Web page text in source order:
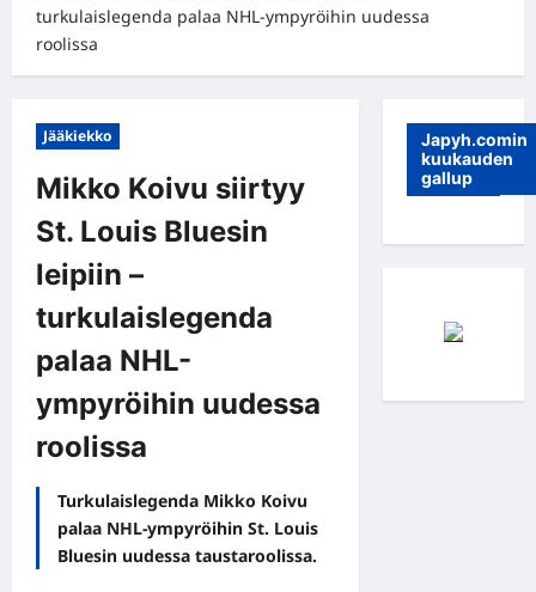
turkulaislegenda palaa NHL-ympyröihin uudessa
roolissa
Jääkiekko
Mikko Koivu siirtyy
St. Louis Bluesin
leipiin –
turkulaislegenda
palaa NHL-
ympyröihin uudessa
roolissa
Turkulaislegenda Mikko Koivu
palaa NHL-ympyröihin St. Louis
Bluesin uudessa taustaroolissa.
Japyh.comin
kuukauden
gallup